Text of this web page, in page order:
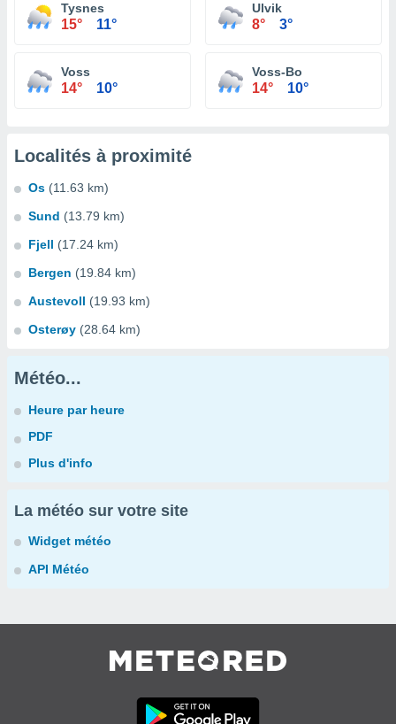
Tysnes
15° 11°
Ulvik
8° 3°
Voss
14° 10°
Voss-Bo
14° 10°
Localités à proximité
Os (11.63 km)
Sund (13.79 km)
Fjell (17.24 km)
Bergen (19.84 km)
Austevoll (19.93 km)
Osterøy (28.64 km)
Météo...
Heure par heure
PDF
Plus d'info
La météo sur votre site
Widget météo
API Météo